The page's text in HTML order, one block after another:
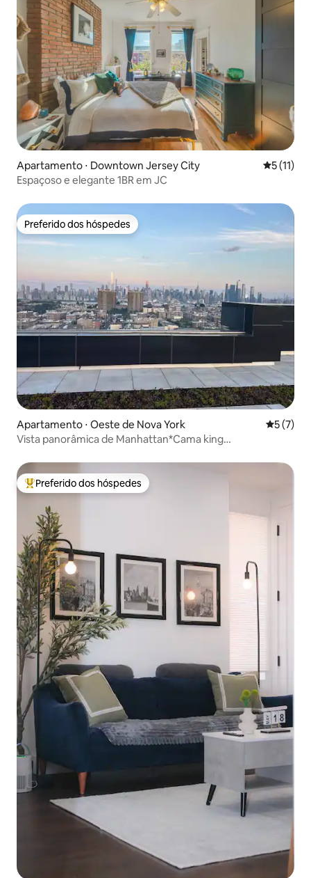
Apartamento ⋅ Downtown Jersey City 5 de uma
5 (11)
Espaçoso e elegante 1BR em JC
Preferido dos hóspedes
Preferido dos hóspedes
Apartamento ⋅ Oeste de Nova York 5 de
5 (7)
Vista panorâmica de Manhattan*Cama king
Entre os melhores preferidos dos hóspedes
Preferido dos hóspedes